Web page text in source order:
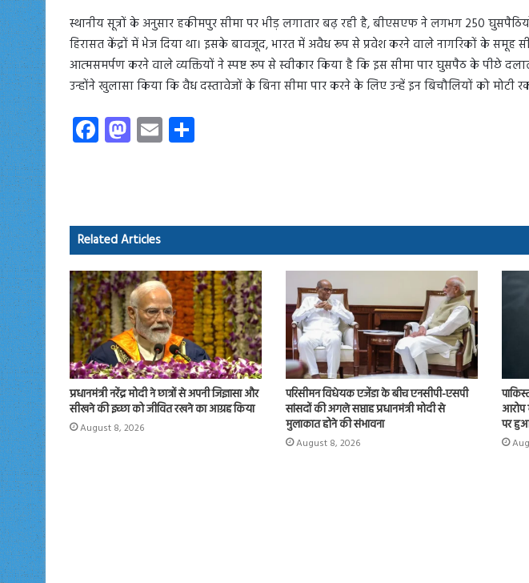
स्थानीय सूत्रों के अनुसार हकीमपुर सीमा पर भीड़ लगातार बढ़ रही है, बीएसएफ ने लगभग 250
हिरासत केंद्रों में भेज दिया था। इसके बावजूद, भारत में अवैध रूप से प्रवेश करने वाले नागरिकों के समूह
आत्मसमर्पण करने वाले व्यक्तियों ने स्पष्ट रूप से स्वीकार किया है कि इस सीमा पार घुसपैठ के पीछे
उन्होंने खुलासा किया कि वैध दस्तावेजों के बिना सीमा पार करने के लिए उन्हें इन बिचौलियों को मोटी
Fa
ce
ok
M
as
o
n
E
m
Related Articles
प्रधानमंत्री नरेंद्र मोदी ने छात्रों से अपनी जिज्ञासा और
सीखने की इच्छा को जीवित रखने का आग्रह किया
August 8, 2026
परिसीमन विधेयक एजेंडा के बीच एनसीपी-एसपी
सांसदों की अगले सप्ताह प्रधानमंत्री मोदी से
मुलाकात होने की संभावना
August 8, 2026
आरोप
पर हुआ